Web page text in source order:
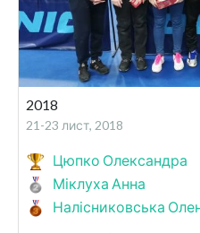
2018
21-23 лист, 2018
Цюпко Олександра
Міклуха Анна
Налісниковська